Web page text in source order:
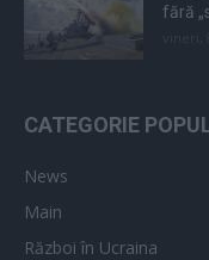
fără
CATEGORIE
News
Main
Război în Ucraina